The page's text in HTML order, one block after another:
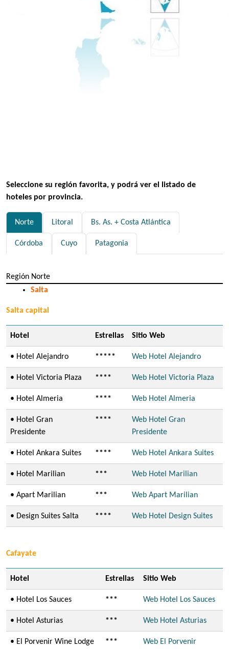
Seleccione su región favorita, y podrá ver el listado de
hoteles por provincia.
Norte Litoral Bs. As. + Costa Atlántica
Córdoba Cuyo Patagonia
Región Norte
Salta
Salta capital
Hotel Estrellas Sitio Web
• Hotel Alejandro ***** Web Hotel Alejandro
• Hotel Victoria Plaza **** Web Hotel Victoria Plaza
• Hotel Almeria **** Web Hotel Almeria
• Hotel Gran
Presidente
****
Web Hotel Gran
Presidente
• Hotel Ankara Suites **** Web Hotel Ankara Suites
• Hotel Marilian *** Web Hotel Marilian
• Apart Marilian *** Web Apart Marilian
• Design Suites Salta **** Web Hotel Design Suites
Cafayate
Hotel Estrellas Sitio Web
• Hotel Los Sauces *** Web Hotel Los Sauces
• Hotel Asturias *** Web Hotel Asturias
• El Porvenir Wine Lodge *** Web El Porvenir